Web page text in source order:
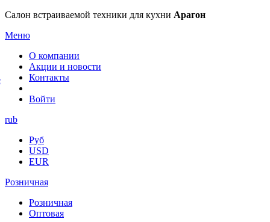
Салон встраиваемой техники для кухни Арагон
Меню
О компании
Акции и новости
Контакты
Войти
rub
Руб
USD
EUR
Розничная
Розничная
Оптовая